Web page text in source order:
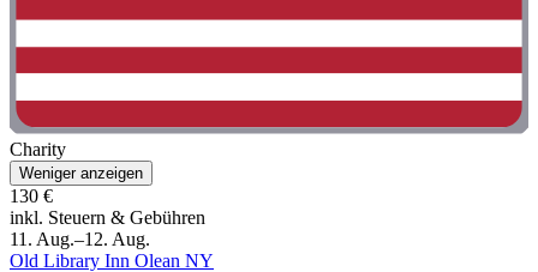
Charity
Weniger anzeigen
130 €
inkl. Steuern & Gebühren
11. Aug.–12. Aug.
Old Library Inn Olean NY